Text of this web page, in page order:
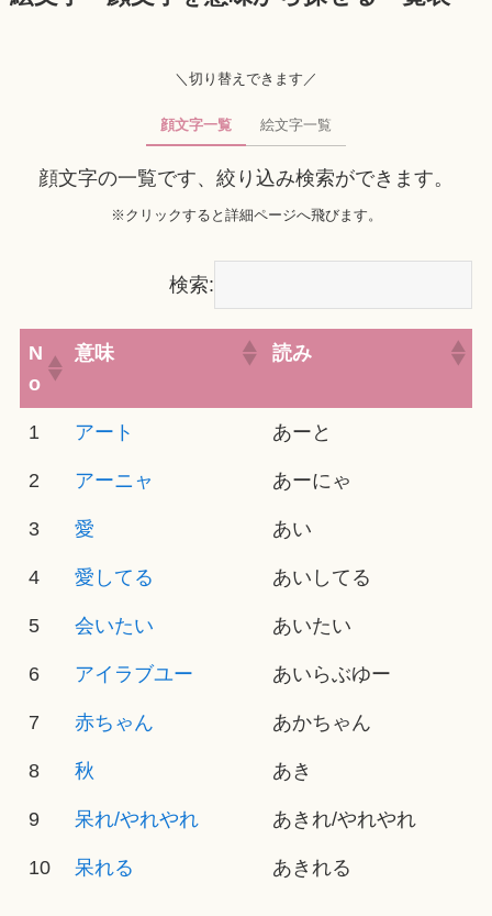
＼切り替えできます／
顔文字一覧 絵文字一覧
顔文字の一覧です、絞り込み検索ができます。
※クリックすると詳細ページへ飛びます。
検索:
N
o
意味 読み
1 アート あーと
2 アーニャ あーにゃ
3 愛 あい
4 愛してる あいしてる
5 会いたい あいたい
6 アイラブユー あいらぶゆー
7 赤ちゃん あかちゃん
8 秋 あき
9 呆れ/やれやれ あきれ/やれやれ
10 呆れる あきれる